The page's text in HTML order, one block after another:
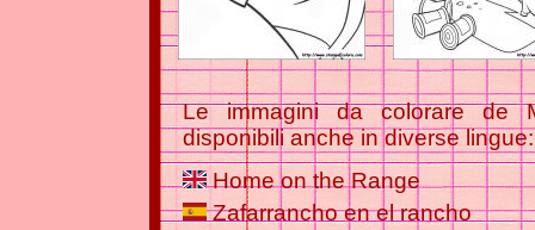
Le immagini da colorare de
disponibili anche in diverse lingue:
Home on the Range
Zafarrancho en el rancho